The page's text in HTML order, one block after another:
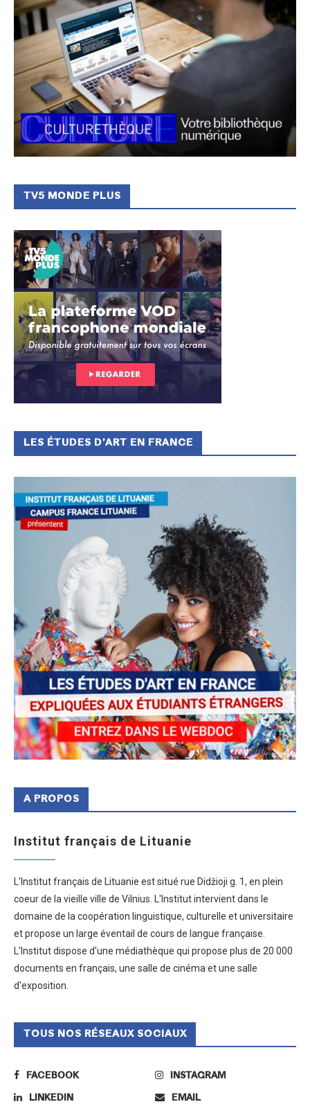
TV5 MONDE PLUS
LES ÉTUDES D’ART EN FRANCE
A PROPOS
Institut français de Lituanie
L'Institut français de Lituanie est situé rue Didžioji g. 1, en plein
coeur de la vieille ville de Vilnius. L'Institut intervient dans le
domaine de la coopération linguistique, culturelle et universitaire
et propose un large éventail de cours de langue française.
L'Institut dispose d'une médiathèque qui propose plus de 20 000
documents en français, une salle de cinéma et une salle
d'exposition.
TOUS NOS RÉSEAUX SOCIAUX
FACEBOOK INSTAGRAM
LINKEDIN EMAIL